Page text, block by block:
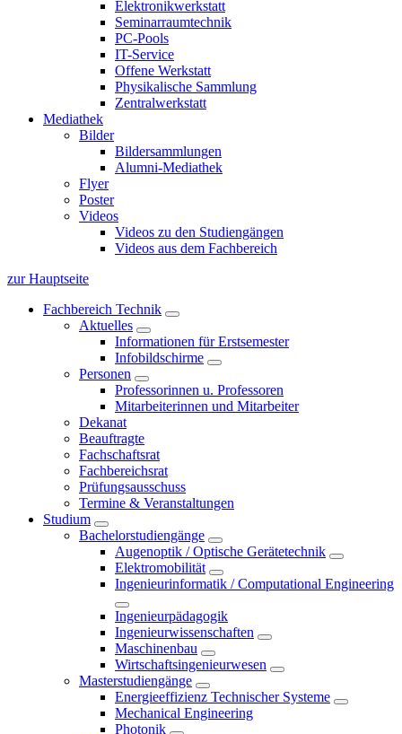
Elektronikwerkstatt
Seminarraumtechnik
PC-Pools
IT-Service
Offene Werkstatt
Physikalische Sammlung
Zentralwerkstatt
Mediathek
Bilder
Bildersammlungen
Alumni-Mediathek
Flyer
Poster
Videos
Videos zu den Studiengängen
Videos aus dem Fachbereich
zur Hauptseite
Fachbereich Technik
Aktuelles
Informationen für Erstsemester
Infobildschirme
Personen
Professorinnen u. Professoren
Mitarbeiterinnen und Mitarbeiter
Dekanat
Beauftragte
Fachschaftsrat
Fachbereichsrat
Prüfungsausschuss
Termine & Veranstaltungen
Studium
Bachelorstudiengänge
Augenoptik / Optische Gerätetechnik
Elektromobilität
Ingenieurinformatik / Computational Engineering
Ingenieurpädagogik
Ingenieurwissenschaften
Maschinenbau
Wirtschaftsingenieurwesen
Masterstudiengänge
Energieeffizienz Technischer Systeme
Mechanical Engineering
Photonik